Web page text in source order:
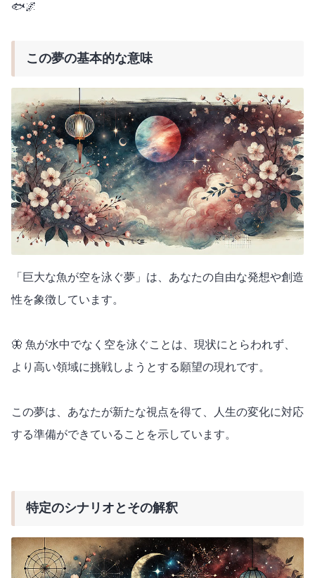
🐟🌌
この夢の基本的な意味
「巨大な魚が空を泳ぐ夢」は、あなたの自由な発想や創造
性を象徴しています。
🦋 魚が水中でなく空を泳ぐことは、現状にとらわれず、
より高い領域に挑戦しようとする願望の現れです。
この夢は、あなたが新たな視点を得て、人生の変化に対応
する準備ができていることを示しています。
特定のシナリオとその解釈